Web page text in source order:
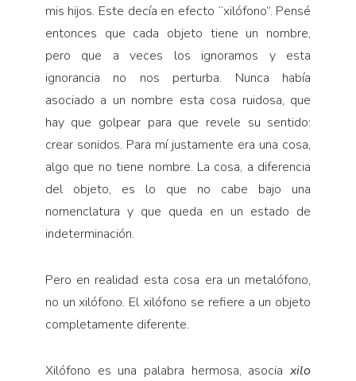
mis hijos. Este decía en efecto “xilófono”. Pensé
entonces que cada objeto tiene un nombre,
pero que a veces los ignoramos y esta
ignorancia no nos perturba. Nunca había
asociado a un nombre esta cosa ruidosa, que
hay que golpear para que revele su sentido:
crear sonidos. Para mí justamente era una cosa,
algo que no tiene nombre. La cosa, a diferencia
del objeto, es lo que no cabe bajo una
nomenclatura y que queda en un estado de
indeterminación.
Pero en realidad esta cosa era un metalófono,
no un xilófono. El xilófono se refiere a un objeto
completamente diferente.
Xilófono es una palabra hermosa, asociaxilo